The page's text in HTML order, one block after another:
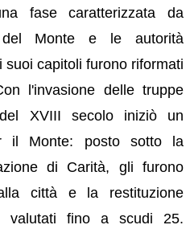
fase caratterizzata da
Monte e le autorità
capitoli furono riformati
l'invasione delle truppe
XVIII secolo iniziò un
il Monte: posto sotto la
di Carità, gli furono
città e la restituzione
fino a scudi 25.